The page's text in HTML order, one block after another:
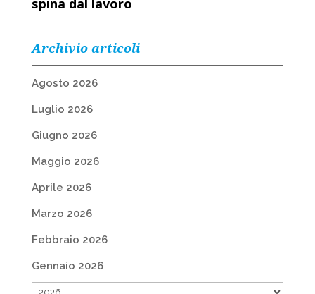
spina dal lavoro
Archivio articoli
Agosto 2026
Luglio 2026
Giugno 2026
Maggio 2026
Aprile 2026
Marzo 2026
Febbraio 2026
Gennaio 2026